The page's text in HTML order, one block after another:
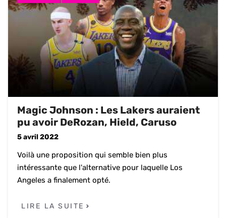
Magic Johnson : Les Lakers auraient
pu avoir DeRozan, Hield, Caruso
5 avril 2022
Voilà une proposition qui semble bien plus
intéressante que l'alternative pour laquelle Los
Angeles a finalement opté.
LIRE LA SUITE